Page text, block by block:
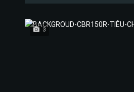
3